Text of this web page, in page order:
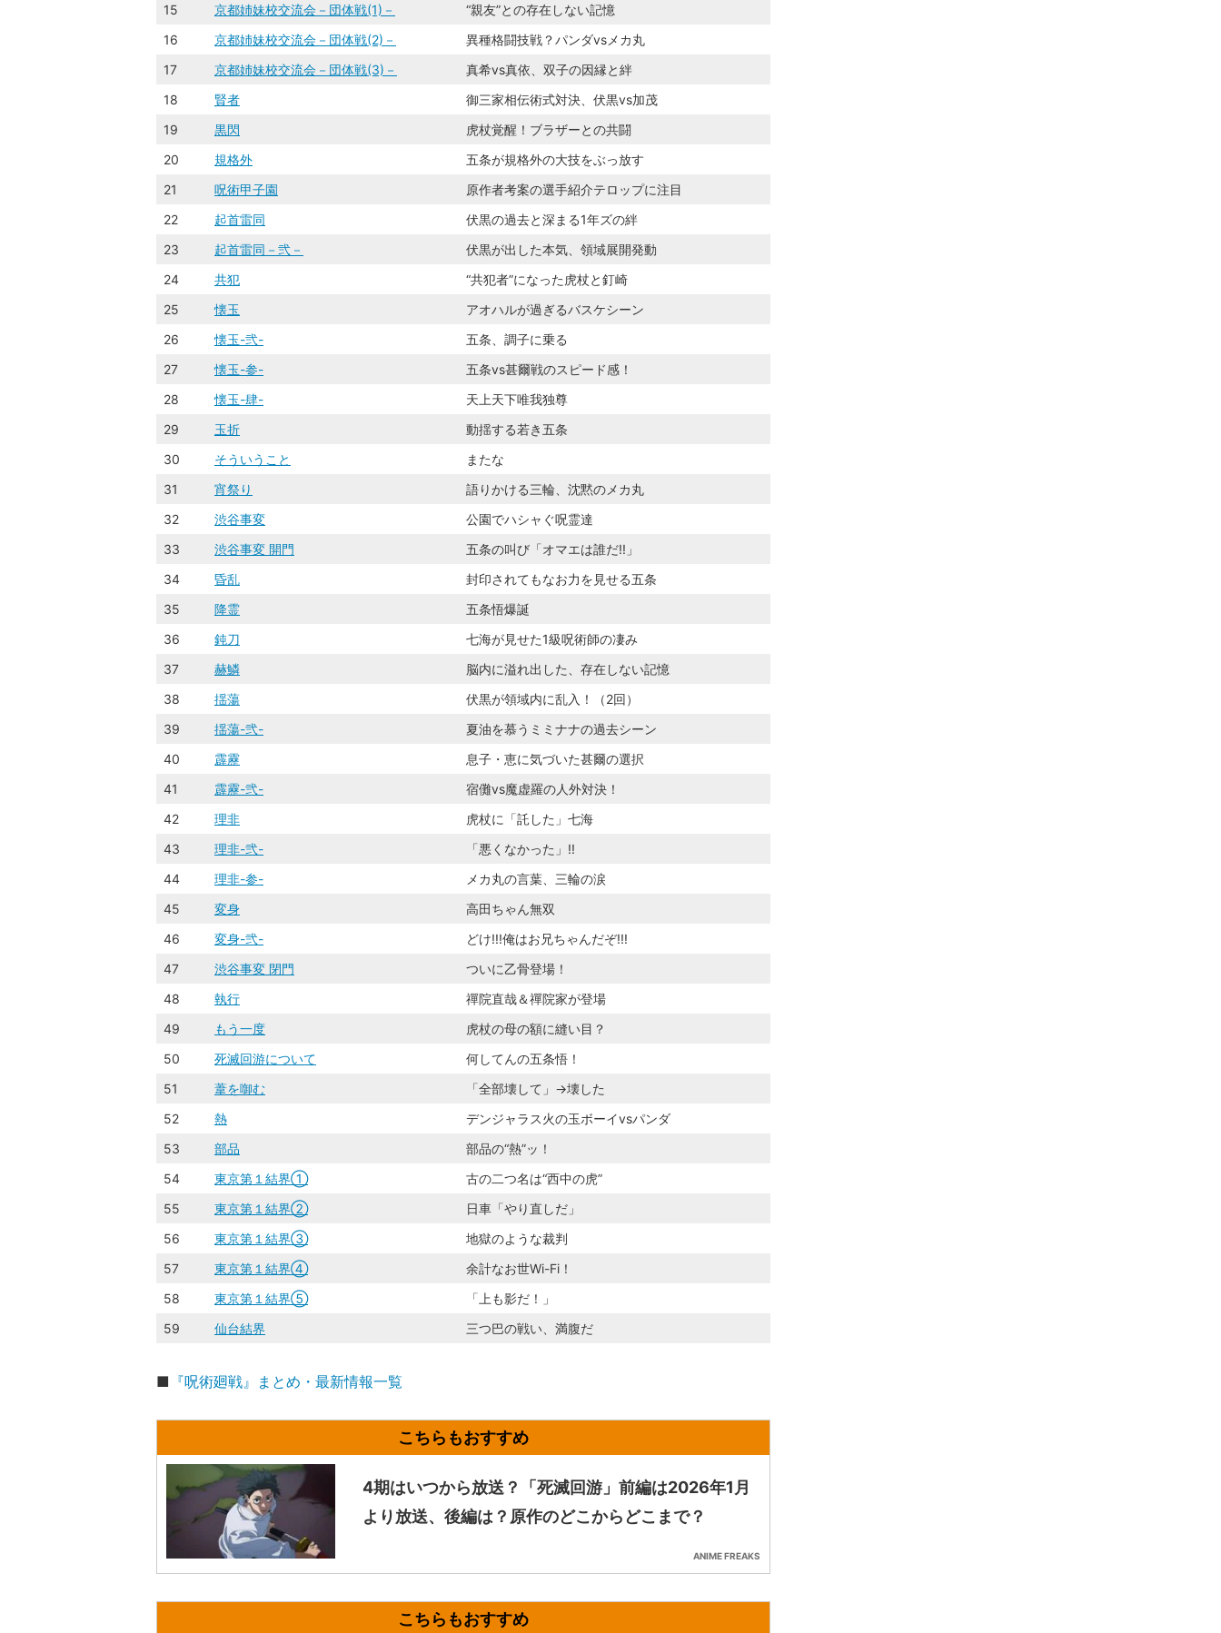
15
京都姉妹校交流会－団体戦(1)－
“親友”との存在しない記憶
16
京都姉妹校交流会－団体戦(2)－
異種格闘技戦？パンダvsメカ丸
17
京都姉妹校交流会－団体戦(3)－
真希vs真依、双子の因縁と絆
18
賢者
御三家相伝術式対決、伏黒vs加茂
19
黒閃
虎杖覚醒！ブラザーとの共闘
20
規格外
五条が規格外の大技をぶっ放す
21
呪術甲子園
原作者考案の選手紹介テロップに注目
22
起首雷同
伏黒の過去と深まる1年ズの絆
23
起首雷同－弐－
伏黒が出した本気、領域展開発動
24
共犯
“共犯者”になった虎杖と釘崎
25
懐玉
アオハルが過ぎるバスケシーン
26
懐玉-弐-
五条、調子に乗る
27
懐玉-参-
五条vs甚爾戦のスピード感！
28
懐玉-肆-
天上天下唯我独尊
29
玉折
動揺する若き五条
30
そういうこと
またな
31
宵祭り
語りかける三輪、沈黙のメカ丸
32
渋谷事変
公園でハシャぐ呪霊達
33
渋谷事変 開門
五条の叫び「オマエは誰だ!!」
34
昏乱
封印されてもなお力を見せる五条
35
降霊
五条悟爆誕
36
鈍刀
七海が見せた1級呪術師の凄み
37
赫鱗
脳内に溢れ出した、存在しない記憶
38
揺蕩
伏黒が領域内に乱入！（2回）
39
揺蕩-弐-
夏油を慕うミミナナの過去シーン
40
霹靂
息子・恵に気づいた甚爾の選択
41
霹靂-弐-
宿儺vs魔虚羅の人外対決！
42
理非
虎杖に「託した」七海
43
理非-弐-
「悪くなかった」!!
44
理非-参-
メカ丸の言葉、三輪の涙
45
変身
高田ちゃん無双
46
変身-弐-
どけ!!!俺はお兄ちゃんだぞ!!!
47
渋谷事変 閉門
ついに乙骨登場！
48
執行
禪院直哉＆禪院家が登場
49
もう一度
虎杖の母の額に縫い目？
50
死滅回游について
何してんの五条悟！
51
葦を啣む
「全部壊して」→壊した
52
熱
デンジャラス火の玉ボーイvsパンダ
53
部品
部品の“熱”ッ！
54
東京第１結界①
古の二つ名は“西中の虎”
55
東京第１結界②
日車「やり直しだ」
56
東京第１結界③
地獄のような裁判
57
東京第１結界④
余計なお世Wi-Fi！
58
東京第１結界⑤
「上も影だ！」
59
仙台結界 三つ巴の戦い、満腹だ
■ 『呪術廻戦』まとめ・最新情報一覧
4期はいつから放送？「死滅回游」前編は2026年1月
より放送、後編は？原作のどこからどこまで？
ANIME FREAKS